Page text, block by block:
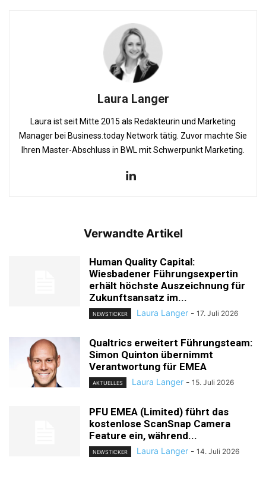
Laura Langer
Laura ist seit Mitte 2015 als Redakteurin und Marketing
Manager bei Business.today Network tätig. Zuvor machte Sie
Ihren Master-Abschluss in BWL mit Schwerpunkt Marketing.
Verwandte Artikel
Human Quality Capital:
Wiesbadener Führungsexpertin
erhält höchste Auszeichnung für
Zukunftsansatz im...
NEWSTICKER Laura Langer - 17. Juli 2026
Qualtrics erweitert Führungsteam:
Simon Quinton übernimmt
Verantwortung für EMEA
AKTUELLES Laura Langer - 15. Juli 2026
PFU EMEA (Limited) führt das
kostenlose ScanSnap Camera
Feature ein, während...
NEWSTICKER Laura Langer - 14. Juli 2026